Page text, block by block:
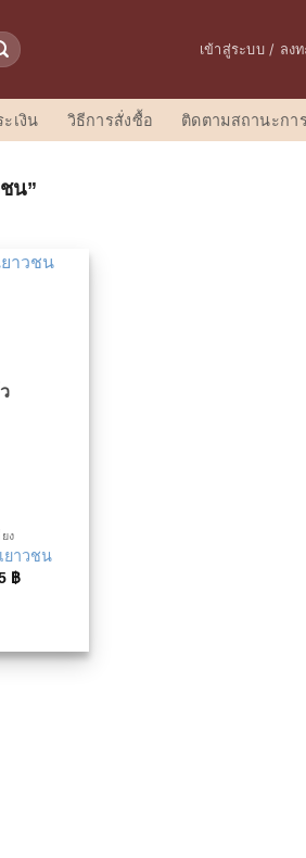
เข้าสู่ระบบ / ลง
เงิน วิธีการสั่งซื้อ ติดตามสถานะกา
น”
ง
ยาวชน
฿.
฿Current